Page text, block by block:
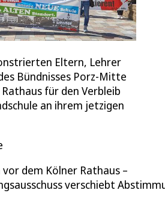
Eltern, Lehrer
Bündnisses Porz-Mitte
für den Verbleib
an ihrem jetzigen
dem Kölner Rathaus –
verschiebt